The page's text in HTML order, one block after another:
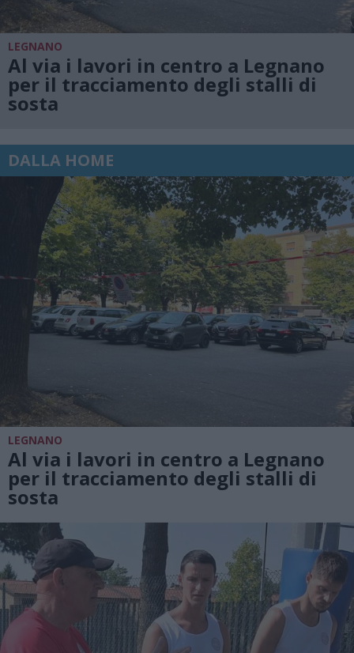
LEGNANO
Al via i lavori in centro a Legnano
per il tracciamento degli stalli di
sosta
DALLA HOME
LEGNANO
Al via i lavori in centro a Legnano
per il tracciamento degli stalli di
sosta